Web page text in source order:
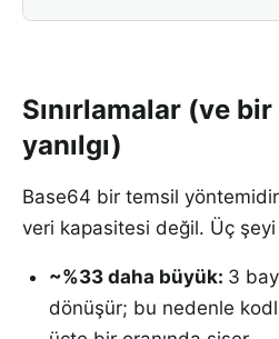
Sınırlamalar (ve
yanılgı)
Base64 bir temsil
veri kapasitesi değil. Üç şeyi
~%33 daha büyük: 3
dönüşür; bu nedenle